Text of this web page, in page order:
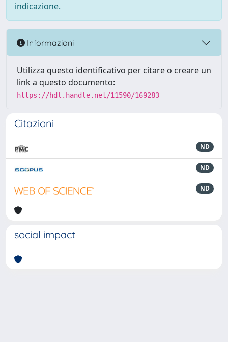
indicazione.
Informazioni
Utilizza questo identificativo per citare o creare un
link a questo documento:
https://hdl.handle.net/11590/169283
Citazioni
ND
ND
ND
social impact